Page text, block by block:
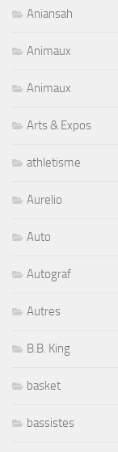
Aniansah
Animaux
Animaux
Arts & Expos
athletisme
Aurelio
Auto
Autograf
Autres
B.B. King
basket
bassistes